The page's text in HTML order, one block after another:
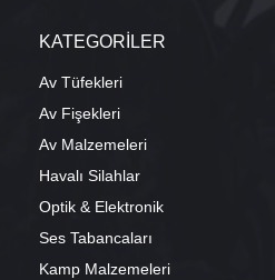
KATEGORİLER
Av Tüfekleri
Av Fişekleri
Av Malzemeleri
Havalı Silahlar
Optik & Elektronik
Ses Tabancaları
Kamp Malzemeleri